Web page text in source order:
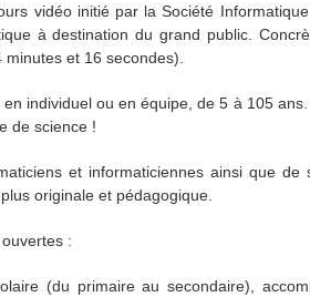
vidéo initié par la Société
à destination du grand public.
et 16 secondes).
individuel ou en équipe, de 5 à 105
de science !
et informaticiennes ainsi que
originale et pédagogique.
:
(du primaire au secondaire),